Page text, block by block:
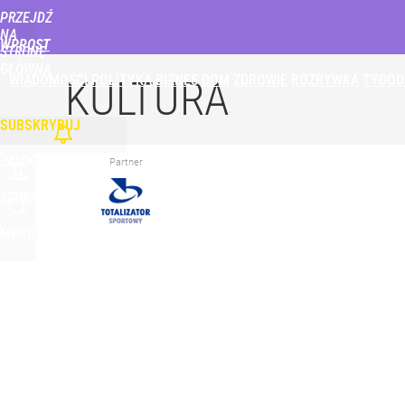
PRZEJDŹ
NA
STRONĘ
WPROST
WIADOMOŚCI POLITYKA BIZNES DOM
SUBSKRYBUJ
Nowy sondaż o wetach Nawrockiego. Wynik nie
dodaj
Farmacja: wzrost pod presją. co czeka branżę do
KULTURA
Partner